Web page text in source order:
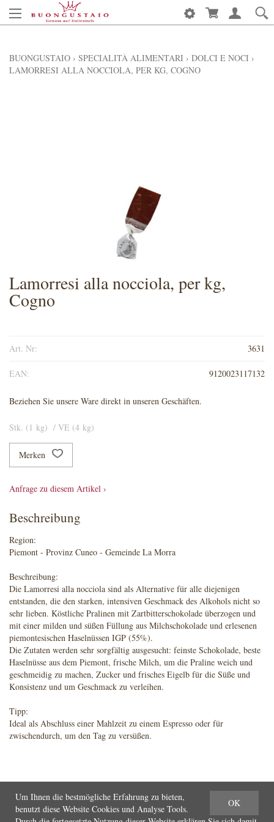
BUONGUSTAIO › SPECIALITÀ ALIMENTARI › DOLCI E NOCI ›
LAMORRESI ALLA NOCCIOLA, PER KG, COGNO
Lamorresi alla nocciola, per kg,
Cogno
Art. Nr: 3631
EAN: 9120023117132
Beziehen Sie unsere Ware direkt in unseren Geschäften.
Stk. (1 kg) / VE (4 kg)
Merken
Anfrage zu diesem Artikel ›
Beschreibung
Region:
Piemont - Provinz Cuneo - Gemeinde La Morra
Beschreibung:
Die Lamorresi alla nocciola sind als Alternative für alle diejenigen
entstanden, die den starken, intensiven Geschmack des Alkohols nicht so
sehr lieben. Köstliche Pralinen mit Zartbitterschokolade überzogen und
mit einer milden und süßen Füllung aus Milchschokolade und erlesenen
piemontesischen Haselnüssen IGP (55%).
Die Zutaten werden sehr sorgfältig ausgesucht: feinste Schokolade, beste
Haselnüsse aus dem Piemont, frische Milch, um die Praline weich und
geschmeidig zu machen, Zucker und frisches Eigelb für die Süße und
Konsistenz und um Geschmack zu verleihen.
Tipp:
Ideal als Abschluss einer Mahlzeit zu einem Espresso oder für
zwischendurch, um den Tag zu versüßen.
OK
Um Ihnen die bestmögliche Erfahrung zu bieten,
benutzt diese Website Cookies und Analyse Tools.